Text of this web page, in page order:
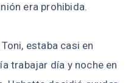
era prohibida.
estaba casi en
trabajar día y noche en